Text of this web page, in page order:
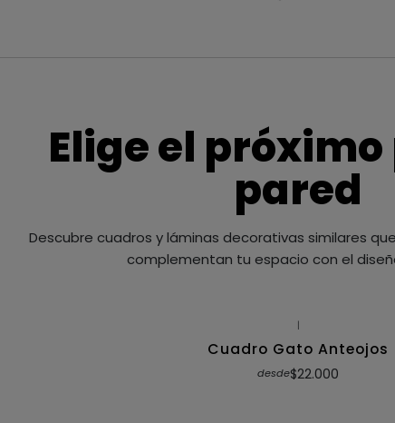
Elige el
pared
Descubre cuadros y láminas decorativas similares
complementan tu espacio con el
|
Cuadro Gato Anteojos
desde$22.000